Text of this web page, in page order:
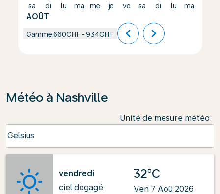
sa
AOÛT
di lu ma me je ve sa di lu ma
Gamme660CHF -934CHF chevron_left chevron_right
Météo à Nashville
Unité de mesure météo:
Celsius
keyboard_arrow_down
vendredi
ciel dégagé
32°C
Ven 7 Aoû 2026